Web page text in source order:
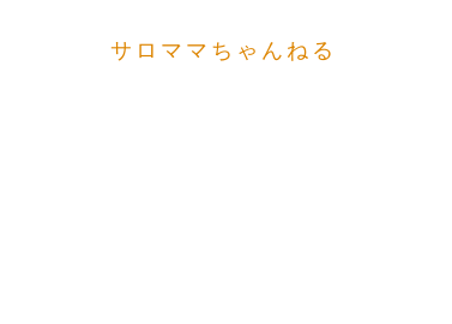
サロママちゃんねる